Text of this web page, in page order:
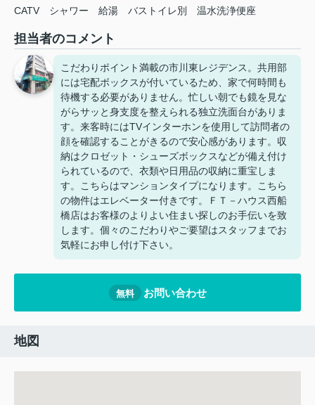
CATV シャワー 給湯 バストイレ別 温水洗浄便座
担当者のコメント
こだわりポイント満載の市川東レジデンス。共用部
には宅配ボックスが付いているため、家で何時間も
待機する必要がありません。忙しい朝でも鏡を見な
がらサッと身支度を整えられる独立洗面台がありま
す。来客時にはTVインターホンを使用して訪問者の
顔を確認することがきるので安心感があります。収
納はクロゼット・シューズボックスなどが備え付け
られているので、衣類や日用品の収納に重宝しま
す。こちらはマンションタイプになります。こちら
の物件はエレベーター付きです。ＦＴ－ハウス西船
橋店はお客様のよりよい住まい探しのお手伝いを致
します。個々のこだわりやご要望はスタッフまでお
気軽にお申し付け下さい。
無料 お問い合わせ
地図